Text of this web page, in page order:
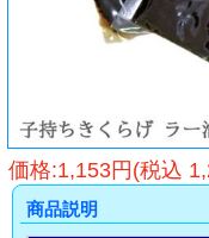
価格:1,153円(税込
商品説明